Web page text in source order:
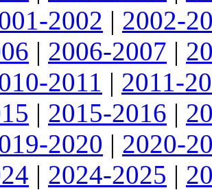
2002 | 2002-
| 2006-2007 |
2011 | 2011-
| 2015-2016 |
2020 | 2020-
| 2024-2025 |